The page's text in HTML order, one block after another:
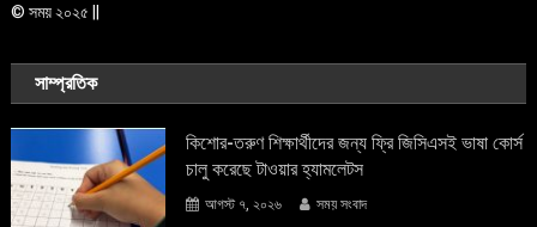
© সময় ২০২৫ ||
সাম্প্রতিক
কিশোর-তরুণ শিক্ষার্থীদের জন্য ফ্রি জিসিএসই ভাষা কোর্স
চালু করেছে টাওয়ার হ্যামলেটস
আগস্ট ৭, ২০২৬ সময় সংবাদ